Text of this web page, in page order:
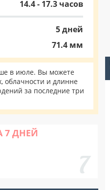
14.4 - 17.3 часов
5 дней
71.4 мм
в июле. Вы можете
облачности и длинне
за последние три
7 ДНЕЙ